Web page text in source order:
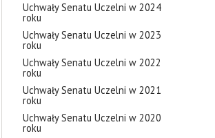
Uchwały Senatu Uczelni w 2024
roku
Uchwały Senatu Uczelni w 2023
roku
Uchwały Senatu Uczelni w 2022
roku
Uchwały Senatu Uczelni w 2021
roku
Uchwały Senatu Uczelni w 2020
roku